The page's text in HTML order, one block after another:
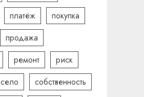
платёж
покупка
продажа
ремонт
риск
село
собственность